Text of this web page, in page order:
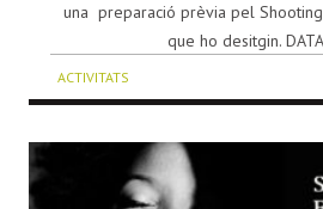
una preparació prèvia pel
que ho desitgin.
ACTIVITATS